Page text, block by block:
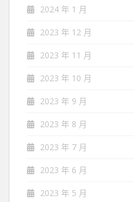
2024 年 1 月
2023 年 12 月
2023 年 11 月
2023 年 10 月
2023 年 9 月
2023 年 8 月
2023 年 7 月
2023 年 6 月
2023 年 5 月